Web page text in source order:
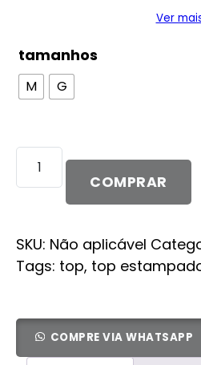
Ver
tamanhos
M G
Top
Joana
quantidade
COMPRAR
SKU: Não aplicável
Tags: top, top
COMPRE VIA WHATSAPP